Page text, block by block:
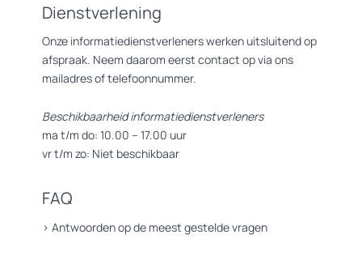
Dienstverlening
Onze informatiedienstverleners werken uitsluitend op
afspraak. Neem daarom eerst contact op via ons
mailadres of telefoonnummer.
Beschikbaarheid informatiedienstverleners
ma t/m do: 10.00 – 17.00 uur
vr t/m zo: Niet beschikbaar
FAQ
> Antwoorden op de meest gestelde vragen